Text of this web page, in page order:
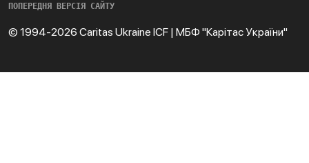
ПОПЕРЕДНЯ ВЕРСІЯ САЙТУ
© 1994-2026 Caritas Ukraine ICF | МБФ "Карітас України"